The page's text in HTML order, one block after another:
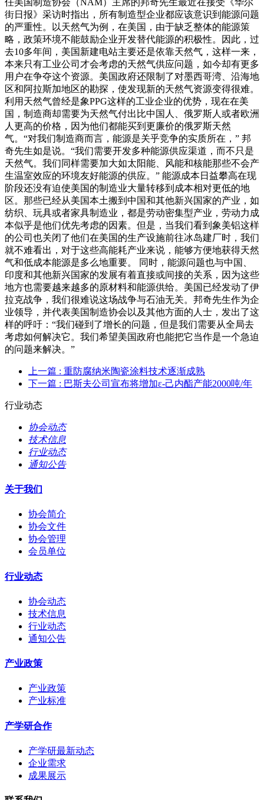
街日报》采访时指出，所有制造型企业都应该意识到能源问题
的严重性。以天然气为例，在美国，由于缺乏整体的能源策
略，政策环境不能鼓励企业开发替代能源的积极性。因此，过
去10多年间，美国新建电站主要还是依靠天然气，这样一来，
本来只有工业公司才会考虑的天然气供应问题，如今却有更多
用户在争夺这个资源。美国政府还限制了对墨西哥湾、沿海地
区和阿拉斯加地区的勘探，使发现新的天然气资源变得很难。
利用天然气曾经是象PPG这样的工业企业的优势，现在在美
国，制造商却需要为天然气付出比中国人、俄罗斯人或者欧洲
人更高的价格，因为他们都能买到更廉价的俄罗斯天然
气。“对我们制造商而言，能源是关乎竞争的实质所在，” 邦
奇先生如是说。“我们需要开发多种能源供应渠道，而不只是
天然气。我们同样需要加大如太阳能、风能和核能那些不会产
生温室效应的环境友好能源的供应。” 能源成本日益攀高在现
阶段还没有迫使美国的制造业大量转移到成本相对更低的地
区。那些已经从美国本土搬到中国和其他新兴国家的产业，如
纺织、玩具或者家具制造业，都是劳动密集型产业，劳动力成
本似乎是他们优先考虑的因素。但是，当我们看到象美铝这样
的公司也关闭了他们在美国的生产设施前往冰岛建厂时，我们
就不难看出，对于这些高能耗产业来说，能够方便地获得天然
气和低成本能源是多么地重要。 同时，能源问题也与中国、
印度和其他新兴国家的发展有着直接或间接的关系，因为这些
地方也需要越来越多的原材料和能源供给。美国已经发动了伊
拉克战争，我们很难说这场战争与石油无关。邦奇先生作为企
业领导，并代表美国制造协会以及其他方面的人士，发出了这
样的呼吁：“我们碰到了增长的问题，但是我们需要从全局去
考虑如何解决它。我们希望美国政府也能把它当作是一个急迫
的问题来解决。”
上一篇 : 重防腐纳米陶瓷涂料技术逐渐成熟
下一篇 : 巴斯夫公司宣布将增加ε-己内酯产能2000吨/年
行业动态
协会动态
技术信息
行业动态
通知公告
关于我们
协会简介
协会文件
协会管理
会员单位
行业动态
协会动态
技术信息
行业动态
通知公告
产业政策
产业政策
产业标准
产学研合作
产学研最新动态
企业需求
成果展示